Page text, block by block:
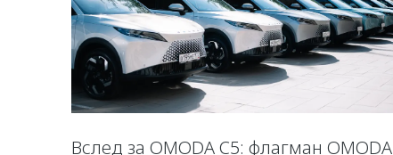
Вслед за OMODA C5: флагман OMODA